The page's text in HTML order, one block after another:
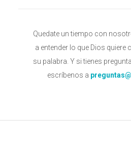
Quedate un tiempo con
a entender lo que Dios quiere
su palabra. Y si tienes
escríbenos a